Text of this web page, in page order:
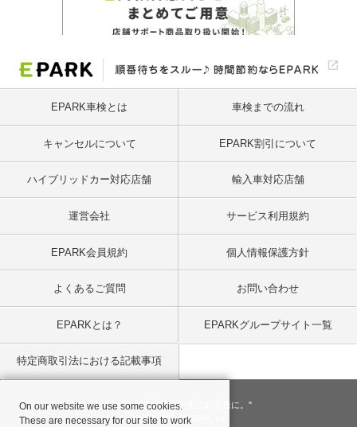
EPARK車検とは 車検までの流れ
キャンセルについて EPARK割引について
ハイブリッドカー対応店舗 輸入車対応店舗
運営会社 サービス利用規約
EPARK会員規約 個人情報保護方針
よくあるご質問 お問い合わせ
EPARKとは？ EPARKグループサイト一覧
特定商取引法における記載事項
"一回のお客様を、一生のお客様に。"
© 2001- 2026 EPARK, Inc.
On our website we use some cookies.
These are necessary for our site to work